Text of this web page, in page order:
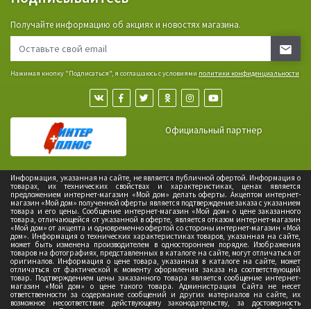
Получайте информацию об акциях и новостях магазина.
Нажимая кнопку "Подписаться", я соглашаюсь с условиями политики конфиденциальности
Официальный партнер
Информация, указанная на сайте, не является публичной офертой. Информация о
товарах, их технических свойствах и характеристиках, ценах является
предложением интернет-магазин «Мой дом» делать оферты. Акцептом интернет-
магазин «Мой дом» полученной оферты является подтверждение заказа с указанием
товара и его цены. Сообщение интернет-магазин «Мой дом» о цене заказанного
товара, отличающейся от указанной в оферте, является отказом интернет-магазин
«Мой дом» от акцепта и одновременно офертой со стороны интернет-магазин «Мой
дом». Информация о технических характеристиках товаров, указанная на сайте,
может быть изменена производителем в одностороннем порядке. Изображения
товаров на фотографиях, представленных в каталоге на сайте, могут отличаться от
оригиналов. Информация о цене товара, указанная в каталоге на сайте, может
отличаться от фактической к моменту оформления заказа на соответствующий
товар. Подтверждением цены заказанного товара является сообщение интернет-
магазин «Мой дом» о цене такого товара. Администрация Сайта не несет
ответственности за содержание сообщений и других материалов на сайте, их
возможное несоответствие действующему законодательству, за достоверность